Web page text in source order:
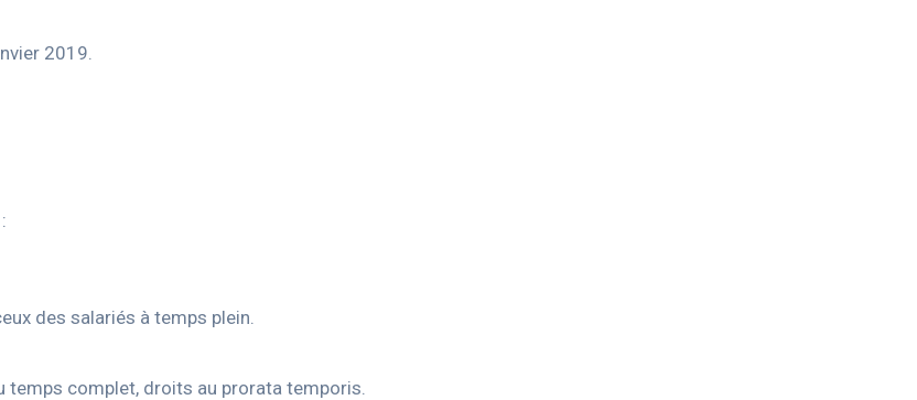
2019.
des salariés à temps plein.
complet, droits au prorata temporis.